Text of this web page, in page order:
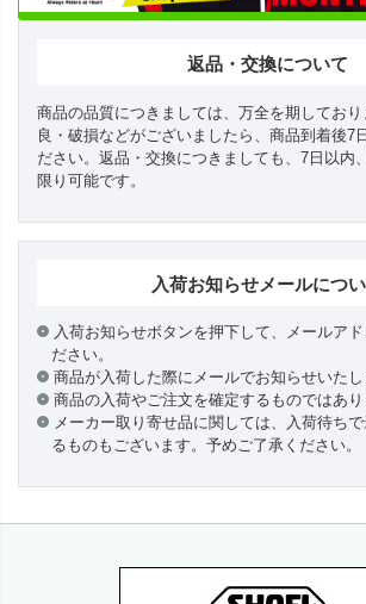
返品・交換について
商品の品質につきましては、万全を期してお
良・破損などがございましたら、商品到着後7
ださい。返品・交換につきましても、7日以内
限り可能です。
入荷お知らせメールにつ
入荷お知らせボタンを押下して、メールアド
ださい。
商品が入荷した際にメールでお知らせいたし
商品の入荷やご注文を確定するものではあり
メーカー取り寄せ品に関しては、入荷待ち
るものもございます。予めご了承ください。